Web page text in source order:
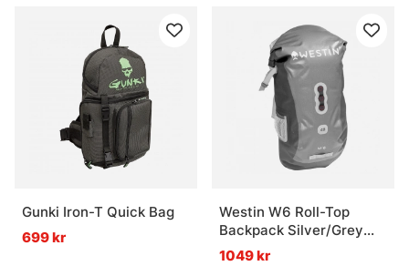
Gunki Iron-T Quick Bag
699 kr
Westin W6 Roll-Top
Backpack Silver/Grey
40L
1049 kr